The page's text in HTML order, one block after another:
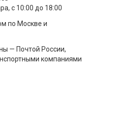
с 10:00 до 18:00
по Москве и
— Почтой России,
компаниями